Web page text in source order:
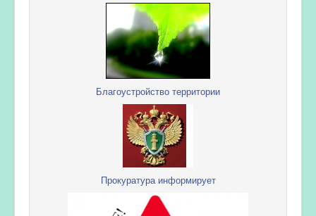
Благоустройство территории
Прокуратура информирует